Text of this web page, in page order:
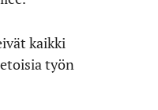
kaikki
työn